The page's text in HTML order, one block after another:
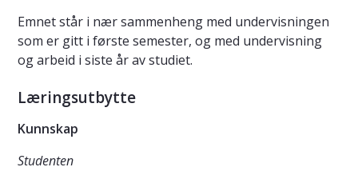
Emnet står i nær sammenheng med undervisningen
som er gitt i første semester, og med undervisning
og arbeid i siste år av studiet.
Læringsutbytte
Kunnskap
Studenten